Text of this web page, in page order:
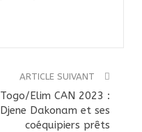
ARTICLE SUIVANT
Togo/Elim CAN 2023 :
Djene Dakonam et ses
coéquipiers prêts